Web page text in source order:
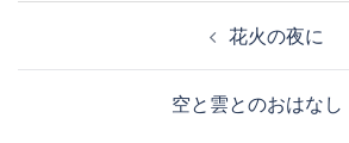
花火の夜に
空と雲とのおはなし